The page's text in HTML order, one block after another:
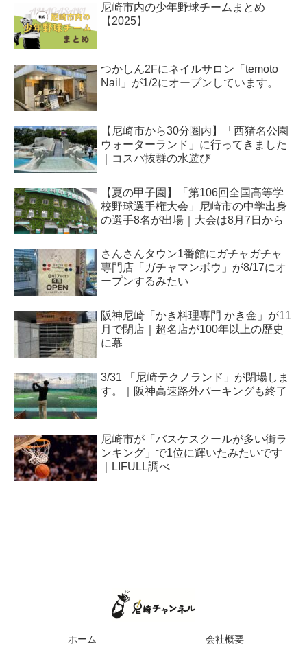
尼崎市内の少年野球チームまとめ
【2025】
つかしん2Fにネイルサロン「temoto
Nail」が1/2にオープンしています。
【尼崎市から30分圏内】「西猪名公園
ウォーターランド」に行ってきました
｜コスパ抜群の水遊び
【夏の甲子園】「第106回全国高等学
校野球選手権大会」尼崎市の中学出身
の選手8名が出場｜大会は8月7日から
さんさんタウン1番館にガチャガチャ
専門店「ガチャマンボウ」が8/17にオ
ープンするみたい
阪神尼崎「かき料理専門 かき金」が11
月で閉店｜超名店が100年以上の歴史
に幕
3/31 「尼崎テクノランド」が閉場しま
す。｜阪神高速路外パーキングも終了
尼崎市が「バスケスクールが多い街ラ
ンキング」で1位に輝いたみたいです
｜LIFULL調べ
ホーム 会社概要